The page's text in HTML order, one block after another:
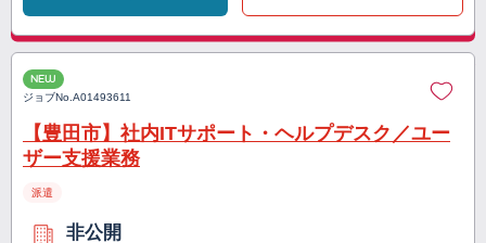
NEW
ジョブNo.A01493611
【豊田市】社内ITサポート・ヘルプデスク／ユー
ザー支援業務
派遣
非公開